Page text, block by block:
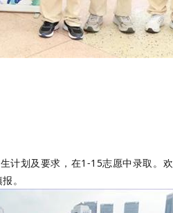
计划及要求，在1-15志愿中录取。
。